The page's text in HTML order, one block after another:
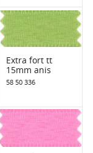
Extra fort tt
15mm anis
58 50 336